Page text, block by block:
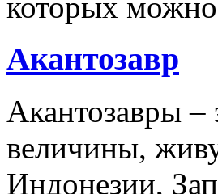
Акантозавр
Акантозавры
величины,
Индонезии,